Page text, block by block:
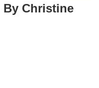
By Christine